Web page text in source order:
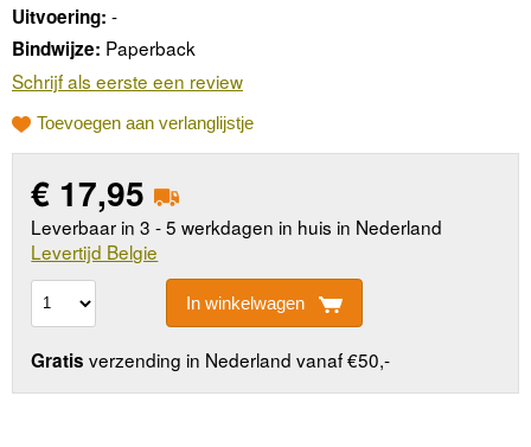
Uitvoering: -
Bindwijze: Paperback
Schrijf als eerste een review
Toevoegen aan verlanglijstje
€ 17,95
Leverbaar in 3 - 5 werkdagen in huis in Nederland
Levertijd Belgie
In winkelwagen
Gratis verzending in Nederland vanaf €50,-